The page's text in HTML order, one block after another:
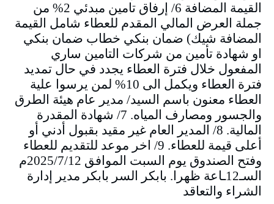
القيمة المضافة 6/ إرفاق تامين مبدئي 2% من
جملة العرض المالي المقدم للعطاء شامل القيمة
المضافة شيك) ضمان بنكي خطاب ضمان بنكي
او شهادة تأمين من شركات التامين ساري
المفعول خلال فترة العطاء يجدد في حال تمديد
فترة العطاء ويكمل الى 10% لمن يرسوا علية
العطاء معنون باسم السيد/ مدير عام هيئة الطرق
والجسور ومصارف المياه. 7/ شهادة المقدرة
المالية. 8/ المدير العام غير مقيد بقبول أدني أو
أعلى قيمة للعطاء. 9/ اخر موعد للتقديم للعطاء
وفتح الصندوق يوم السبت الموافق 2025/7/12م
السـ12ـاعة ظهرا. بابكر السر بابكر مدير إدارة
الشراء والتعاقد